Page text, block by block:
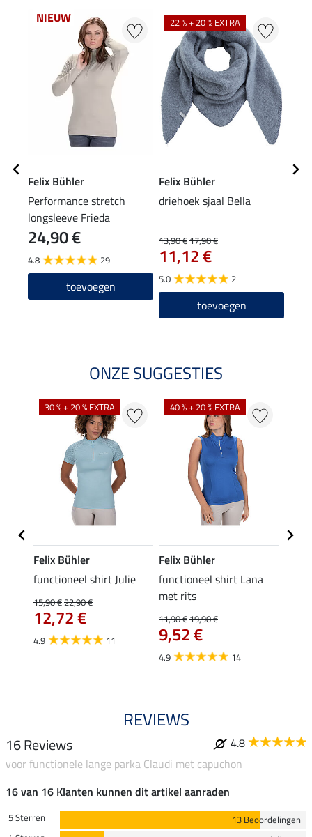
NIEUW
Felix Bühler
Performance stretch
longsleeve Frieda
24,90 €
4.8 29
toevoegen
22 % + 20 % EXTRA
Felix Bühler
driehoek sjaal Bella
13,90 €17,90 €
11,12 €
5.0 2
toevoegen
ONZE SUGGESTIES
30 % + 20 % EXTRA
Felix Bühler
functioneel shirt Julie
15,90 €22,90 €
12,72 €
4.9 11
40 % + 20 % EXTRA
Felix Bühler
functioneel shirt Lana
met rits
11,90 €19,90 €
9,52 €
4.9 14
REVIEWS
16 Reviews
4.8
voor functionele lange parka Claudi met capuchon
16 van 16 Klanten kunnen dit artikel aanraden
5 Sterren
13 Beoordelingen